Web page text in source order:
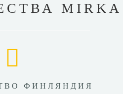
MIRKA
ФИНЛЯНДИЯ